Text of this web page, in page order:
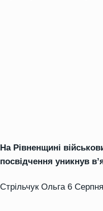
На Рівненщині
посвідчення уникнув
Стрільчук Ольга 6